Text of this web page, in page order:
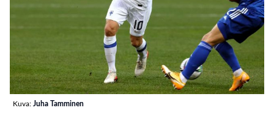
Kuva: Juha Tamminen